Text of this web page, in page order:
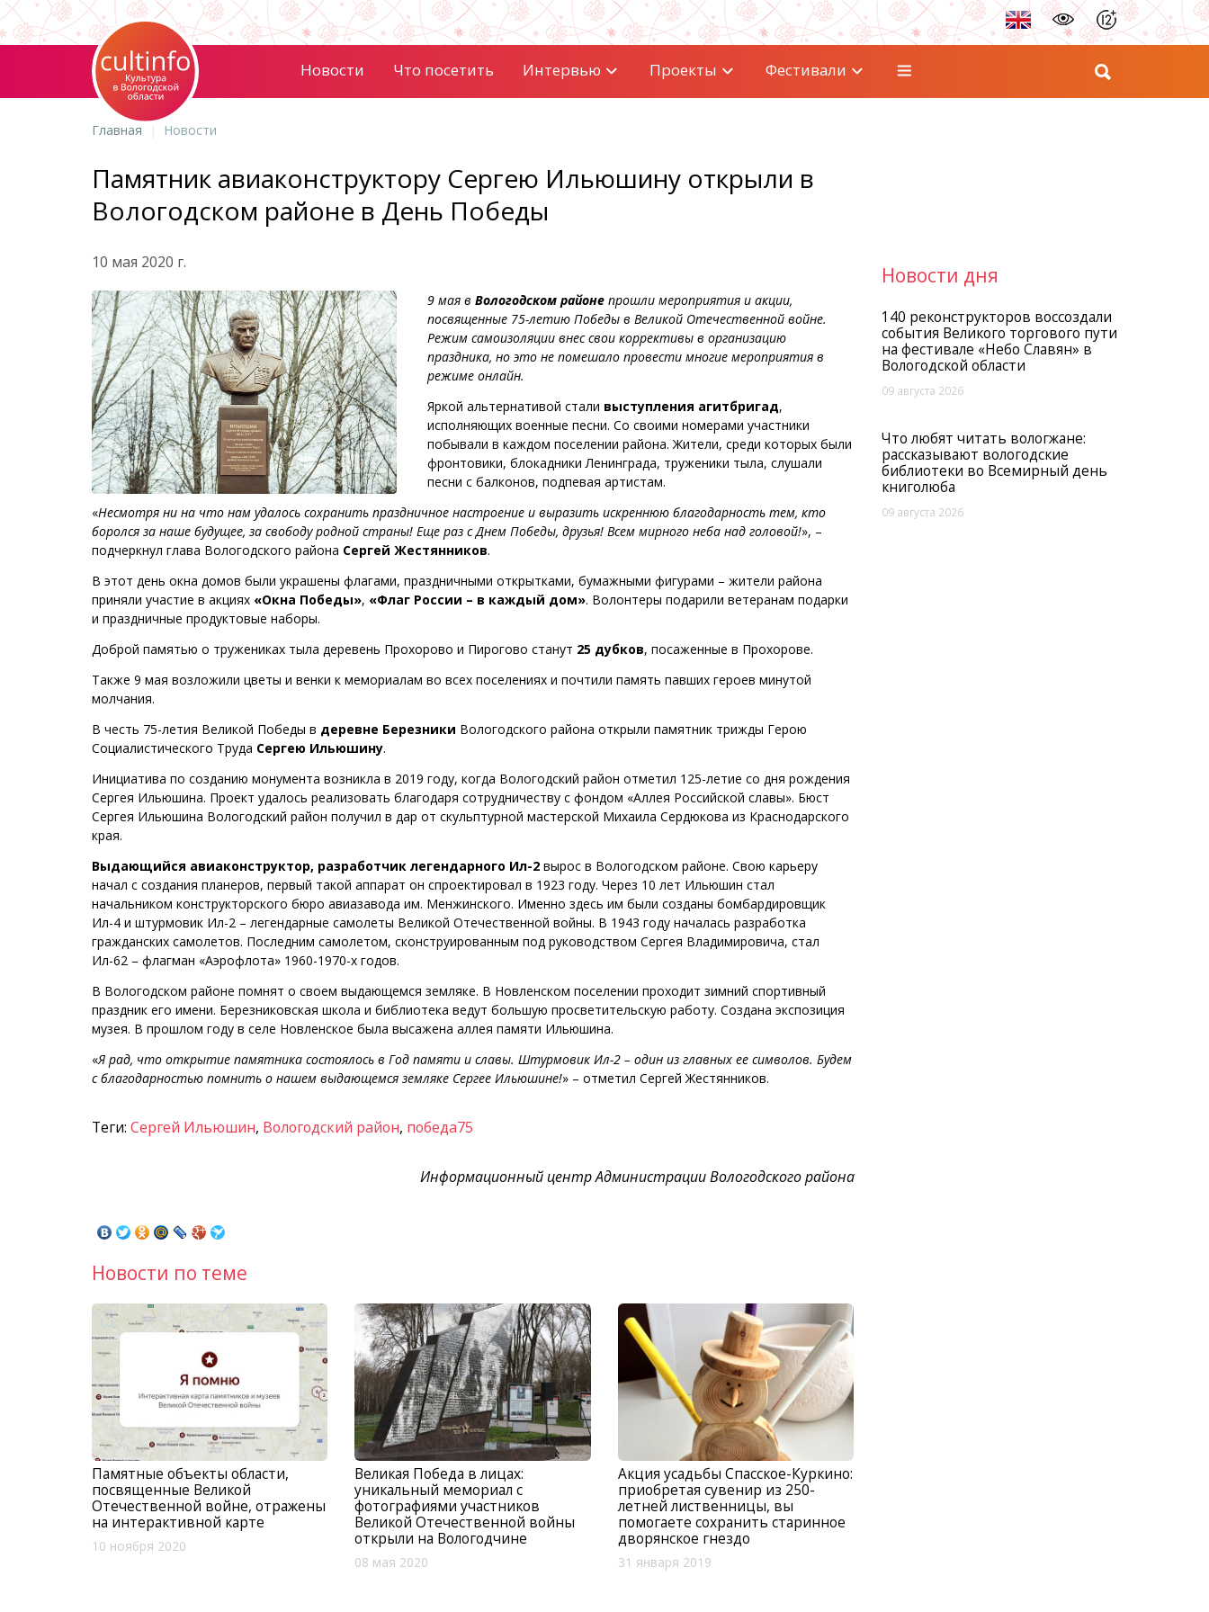
Новости Что посетить Интервью Проекты Фестивали
Главная Новости
Памятник авиаконструктору Сергею Ильюшину открыли в
Вологодском районе в День Победы
10 мая 2020 г.
9 мая в Вологодском районепрошли мероприятия и акции,
посвященные 75-летию Победы в Великой Отечественной войне.
Режим самоизоляции внес свои коррективы в организацию
праздника, но это не помешало провести многие мероприятия в
режиме онлайн.
Яркой альтернативой стали выступления агитбригад,
исполняющих военные песни. Со своими номерами участники
побывали в каждом поселении района. Жители, среди которых были
фронтовики, блокадники Ленинграда, труженики тыла, слушали
песни с балконов, подпевая артистам.
«Несмотря ни на что нам удалось сохранить праздничное настроение и выразить искреннюю благодарность тем, кто
боролся за наше будущее, за свободу родной страны! Еще раз с Днем Победы, друзья! Всем мирного неба над головой!», –
подчеркнул глава Вологодского района Сергей Жестянников.
В этот день окна домов были украшены флагами, праздничными открытками, бумажными фигурами – жители района
приняли участие в акциях «Окна Победы», «Флаг России – в каждый дом». Волонтеры подарили ветеранам подарки
и праздничные продуктовые наборы.
Доброй памятью о тружениках тыла деревень Прохорово и Пирогово станут 25 дубков, посаженные в Прохорове.
Также 9 мая возложили цветы и венки к мемориалам во всех поселениях и почтили память павших героев минутой
молчания.
В честь 75-летия Великой Победы в деревне Березники Вологодского района открыли памятник трижды Герою
Социалистического Труда Сергею Ильюшину.
Инициатива по созданию монумента возникла в 2019 году, когда Вологодский район отметил 125-летие со дня рождения
Сергея Ильюшина. Проект удалось реализовать благодаря сотрудничеству с фондом «Аллея Российской славы». Бюст
Сергея Ильюшина Вологодский район получил в дар от скульптурной мастерской Михаила Сердюкова из Краснодарского
края.
Выдающийся авиаконструктор, разработчик легендарного Ил-2 вырос в Вологодском районе. Свою карьеру
начал с создания планеров, первый такой аппарат он спроектировал в 1923 году. Через 10 лет Ильюшин стал
начальником конструкторского бюро авиазавода им. Менжинского. Именно здесь им были созданы бомбардировщик
Ил-4 и штурмовик Ил-2 – легендарные самолеты Великой Отечественной войны. В 1943 году началась разработка
гражданских самолетов. Последним самолетом, сконструированным под руководством Сергея Владимировича, стал
Ил-62 – флагман «Аэрофлота» 1960-1970-х годов.
В Вологодском районе помнят о своем выдающемся земляке. В Новленском поселении проходит зимний спортивный
праздник его имени. Березниковская школа и библиотека ведут большую просветительскую работу. Создана экспозиция
музея. В прошлом году в селе Новленское была высажена аллея памяти Ильюшина.
«Я рад, что открытие памятника состоялось в Год памяти и славы. Штурмовик Ил-2 – один из главных ее символов. Будем
с благодарностью помнить о нашем выдающемся земляке Сергее Ильюшине!» – отметил Сергей Жестянников.
Теги: Сергей Ильюшин, Вологодский район, победа75
Информационный центр Администрации Вологодского района
Новости по теме
Памятные объекты области,
посвященные Великой
Отечественной войне, отражены
на интерактивной карте
10 ноября 2020
Великая Победа в лицах:
уникальный мемориал с
фотографиями участников
Великой Отечественной войны
открыли на Вологодчине
08 мая 2020
Акция усадьбы Спасское-Куркино:
приобретая сувенир из 250-
летней лиственницы, вы
помогаете сохранить старинное
дворянское гнездо
31 января 2019
Новости дня
140 реконструкторов воссоздали
события Великого торгового пути
на фестивале «Небо Славян» в
Вологодской области
09 августа 2026
Что любят читать вологжане:
рассказывают вологодские
библиотеки во Всемирный день
книголюба
09 августа 2026